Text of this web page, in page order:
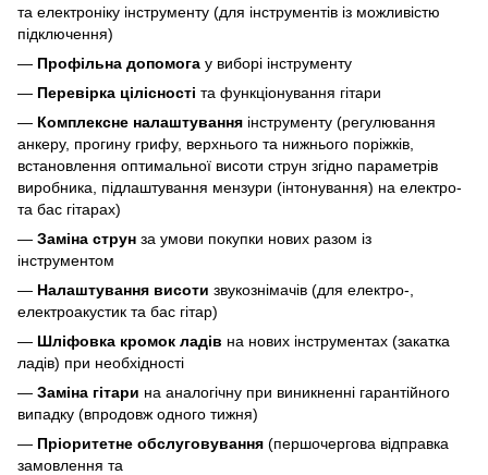
та електроніку інструменту (для інструментів із можливістю
підключення)
— Профільна допомога у виборі інструменту
— Перевірка цілісності та функціонування гітари
— Комплексне налаштування інструменту (регулювання
анкеру, прогину грифу, верхнього та нижнього поріжків,
встановлення оптимальної висоти струн згідно параметрів
виробника, підлаштування мензури (інтонування) на електро-
та бас гітарах)
— Заміна струн за умови покупки нових разом із
інструментом
— Налаштування висоти звукознімачів (для електро-,
електроакустик та бас гітар)
— Шліфовка кромок ладів на нових інструментах (закатка
ладів) при необхідності
— Заміна гітари на аналогічну при виникненні гарантійного
випадку (впродовж одного тижня)
— Пріоритетне обслуговування (першочергова відправка
замовлення та